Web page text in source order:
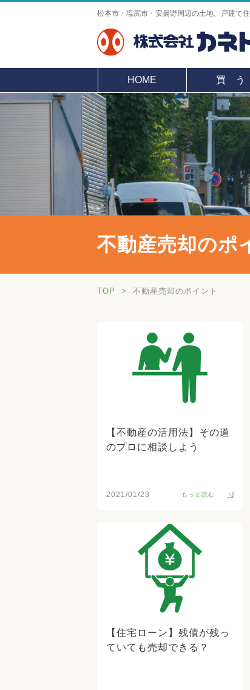
松本市・塩尻市・安曇野周辺の土地、戸建て
HOME 買 う
不動産売却のポ
TOP 不動産売却のポイント
【不動産の活用法】その道
のプロに相談しよう
2021/01/23 もっと読む
【住宅ローン】残債が残っ
ていても売却できる？